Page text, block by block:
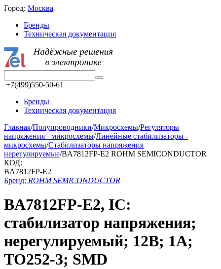
Город: Москва
Бренды
Техническая документация
+7(499)550-50-61
Бренды
Техническая документация
Главная/Полупроводники/Микросхемы/Регуляторы
напряжения - микросхемы/Линейные стабилизаторы -
микросхемы/Стабилизаторы напряжения
нерегулируемые/BA7812FP-E2 ROHM SEMICONDUCTOR
КОД:
BA7812FP-E2
Бренд: ROHM SEMICONDUCTOR
BA7812FP-E2, IC:
стабилизатор напряжения;
нерегулируемый; 12В; 1А;
TO252-3; SMD